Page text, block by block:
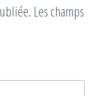
Les champs